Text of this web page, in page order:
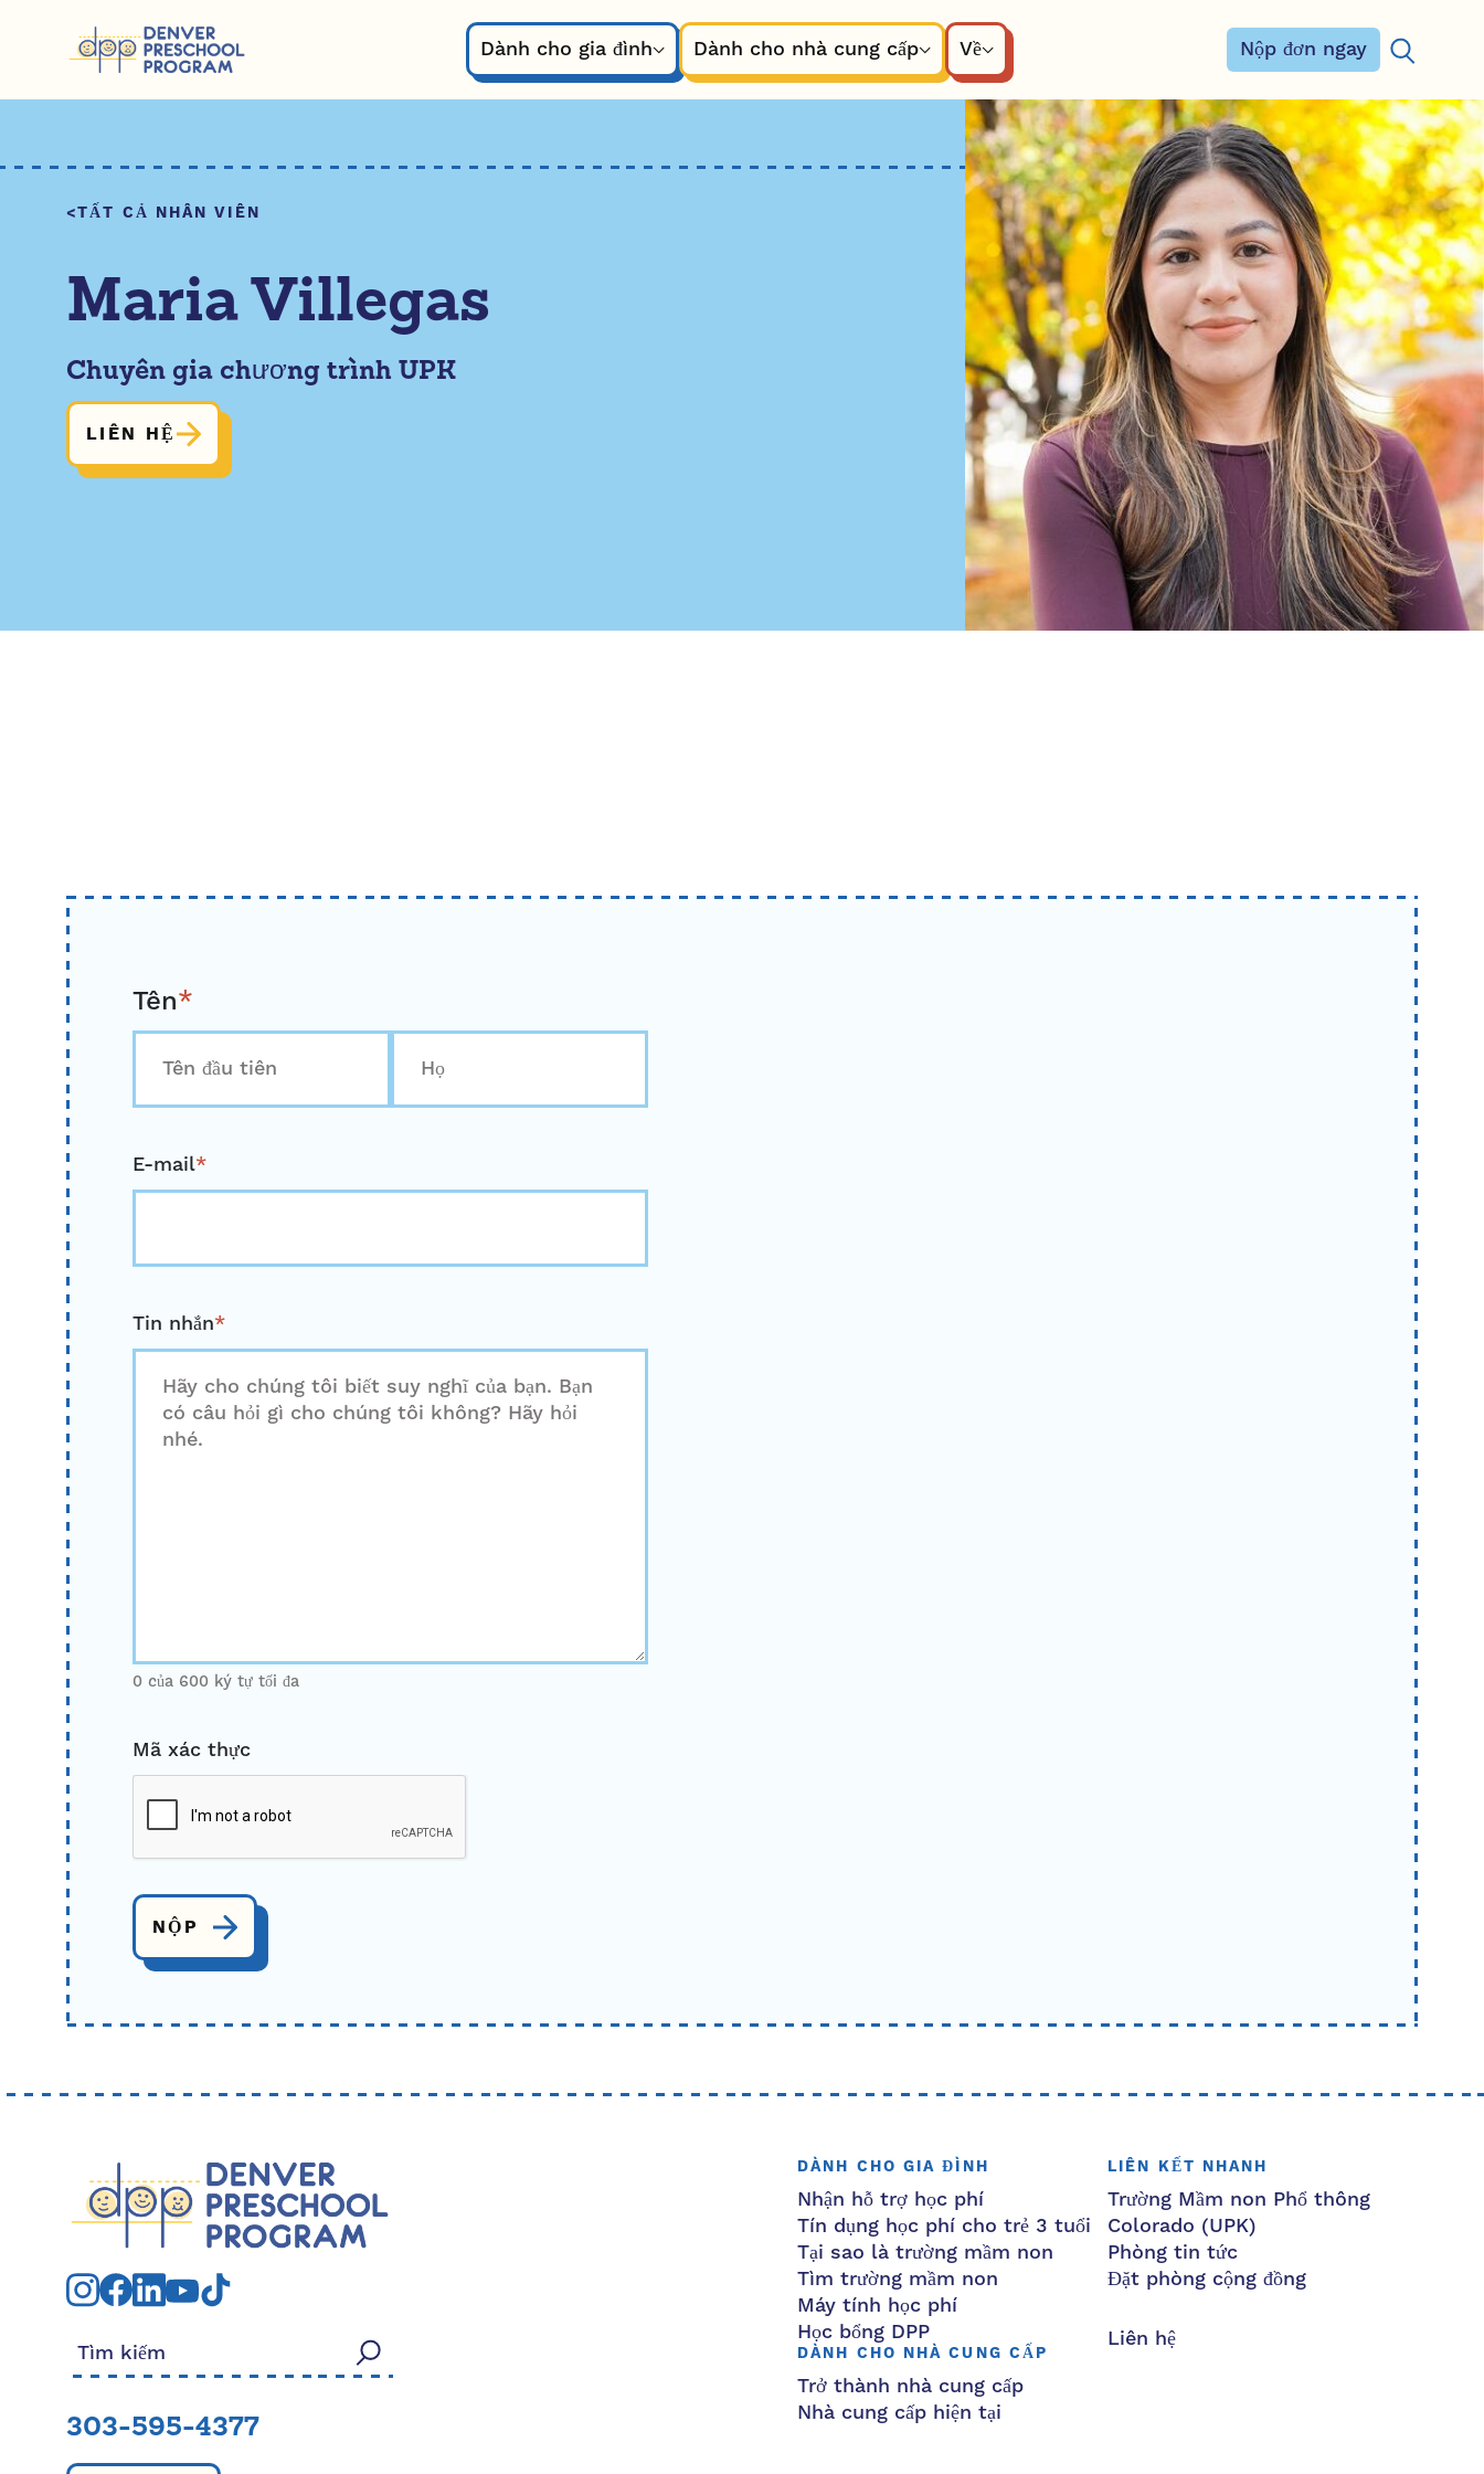
Dành cho gia đình
Dành cho nhà cung cấp Về Nộp đơn ngay
Tìm kiếm:
TẤT CẢ NHÂN VIÊN
Maria Villegas
Chuyên gia chương trình UPK
LIÊN HỆ
Tên*
E-mail*
Tin nhắn*
0 của 600 ký tự tối đa
Mã xác thực
Tìm kiếm:
303-595-4377
DÀNH CHO GIA ĐÌNH
Nhận hỗ trợ học phí
Tín dụng học phí cho trẻ 3 tuổi
Tại sao là trường mầm non
Tìm trường mầm non
Máy tính học phí
Học bổng DPP
DÀNH CHO NHÀ CUNG CẤP
Trở thành nhà cung cấp
Nhà cung cấp hiện tại
LIÊN KẾT NHANH
Trường Mầm non Phổ thông
Colorado (UPK)
Phòng tin tức
Đặt phòng cộng đồng
Liên hệ